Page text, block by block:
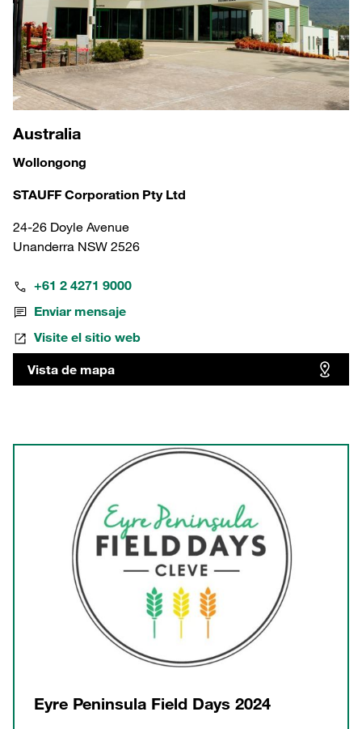
Eyre Peninsula Field Days 2024
Australia
Wollongong
STAUFF Corporation Pty Ltd
24-26 Doyle Avenue
Unanderra NSW 2526
+61 2 4271 9000
Enviar mensaje
Visite el sitio web
Vista de mapa